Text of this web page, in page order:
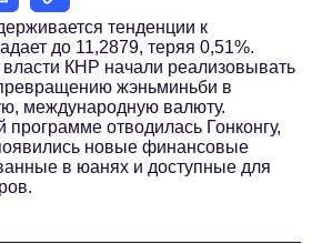
тенденции к
до 11,2879, теряя 0,51%.
КНР начали реализовывать
жэньминьби в
международную валюту.
программе отводилась Гонконгу,
новые финансовые
в юанях и доступные для